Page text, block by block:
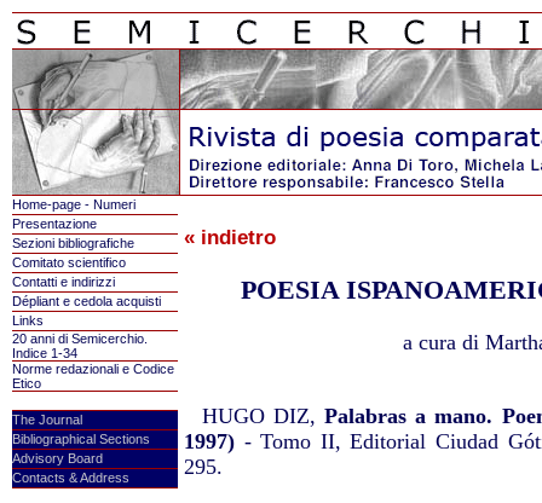
Home-page - Numeri
Presentazione
Sezioni bibliografiche
Comitato scientifico
Contatti e indirizzi
Dépliant e cedola acquisti
Links
20 anni di Semicerchio.
Indice 1-34
Norme redazionali e Codice
Etico
The Journal
Bibliographical Sections
Advisory Board
Contacts & Address
« indietro
POESIA
a cura di
HUGO DIZ,Palabras a mano.
1997) - Tomo II, Editorial Ciudad
295.